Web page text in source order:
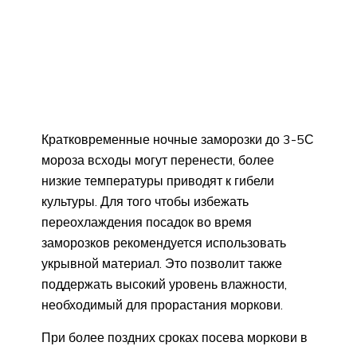
Кратковременные ночные заморозки до 3-5С
мороза всходы могут перенести, более
низкие температуры приводят к гибели
культуры. Для того чтобы избежать
переохлаждения посадок во время
заморозков рекомендуется использовать
укрывной материал. Это позволит также
поддержать высокий уровень влажности,
необходимый для прорастания моркови.
При более поздних сроках посева моркови в